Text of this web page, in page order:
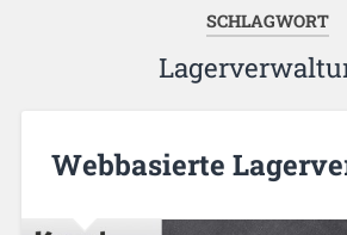
SCHLAGWORT
Webbasierte